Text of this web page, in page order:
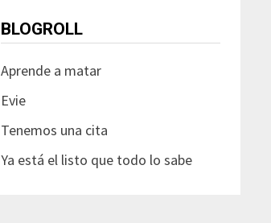
BLOGROLL
Aprende a matar
Evie
Tenemos una cita
Ya está el listo que todo lo sabe